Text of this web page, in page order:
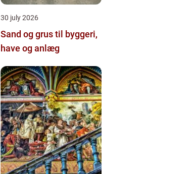
30 july 2026
Sand og grus til byggeri,
have og anlæg